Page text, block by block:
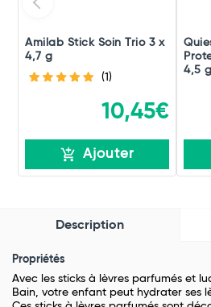
Amilab Stick Soin Trio 3 x
4,7 g
(1)
10,45€
Ajouter
4,5 g
Description
Propriétés
Avec les sticks à lèvres parfumés et
Bain, votre enfant peut hydrater ses